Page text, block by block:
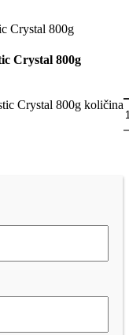
Crystal 800g
Crystal 800g količina